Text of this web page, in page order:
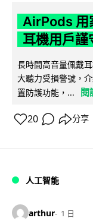
AirPods 用
耳機用戶
長時間高音量佩戴
大聽力受損警號，
置防護功能，...
閱
20 分享
人工智能
arthur 1 日